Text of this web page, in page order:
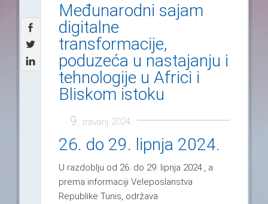
Međunarodni sajam
digitalne
transformacije,
poduzeća u nastajanju i
tehnologije u Africi i
Bliskom istoku
9. travanj 2024.
26. do 29. lipnja 2024.
U razdoblju od 26. do 29. lipnja 2024., a
prema informaciji Veleposlanstva
Republike Tunis, održava